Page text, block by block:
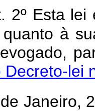
2º Esta lei
à
Decreto-lei
Janeiro,